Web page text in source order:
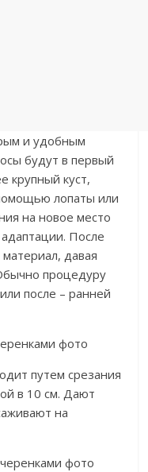
и удобным
будут в первый
крупный куст,
лопаты или
на новое место
После
давая
процедуру
после – ранней
фото
путем срезания
в 10 см. Дают
на
фото